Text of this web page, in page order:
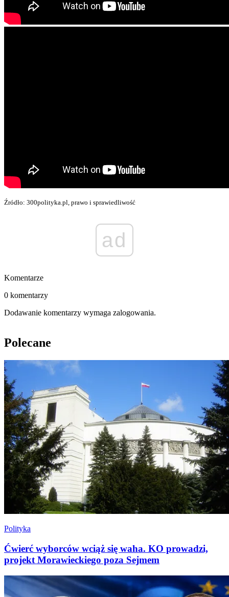
Źródło: 300polityka.pl, prawo i sprawiedliwość
ad
Komentarze
0 komentarzy
Dodawanie komentarzy wymaga zalogowania.
Polecane
Polityka
Ćwierć wyborców wciąż się waha. KO prowadzi,
projekt Morawieckiego poza Sejmem